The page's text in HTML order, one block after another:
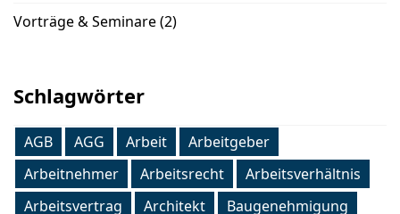
Vorträge & Seminare(2)
Schlagwörter
AGB AGG Arbeit
Arbeitgeber
Arbeitnehmer
Arbeitsrecht
Arbeitsverhältnis
Arbeitsvertrag
Architekt
Baugenehmigung